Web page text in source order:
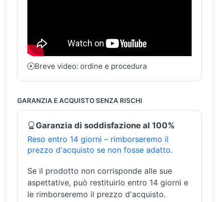
Breve video: ordine e procedura
GARANZIA E ACQUISTO SENZA RISCHI
Garanzia di soddisfazione al 100%
Reso entro 14 giorni – rimborseremo il
prezzo d'acquisto se non fosse adatto.
Se il prodotto non corrisponde alle sue
aspettative, può restituirlo entro 14 giorni e
le rimborseremo il prezzo d'acquisto.